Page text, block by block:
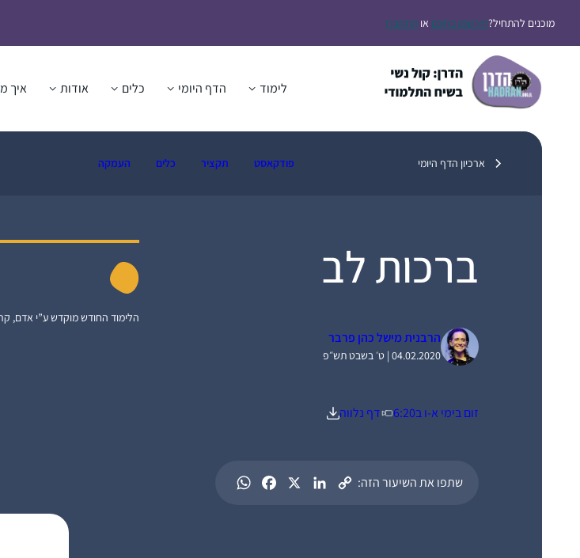
לתוכןמוכנים להתחיל?הירשמו בחינם או התחברו
לימוד הדף היומי כלים אודות איך
ארכיון הדף היומי פודקאסט תקציר כלים העמקה
ברכות לב
הרבנית מישל כהן פרבר
04.02.2020 | ט׳ בשבט תש״פ
זום בימי א-ו ב6:20 דף נלווה
שתפו את השיעור הזה:
הלימוד החודש מוקדש ע”י אדם,